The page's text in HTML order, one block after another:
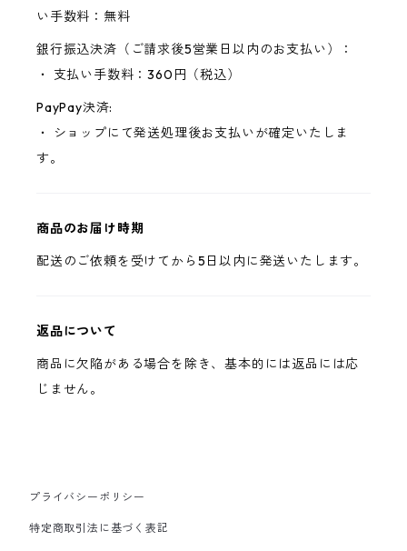
い手数料：無料
銀行振込決済（ご請求後5営業日以内のお支払い）：
・ 支払い手数料：360円（税込）
PayPay決済:
・ ショップにて発送処理後お支払いが確定いたしま
す。
商品のお届け時期
配送のご依頼を受けてから5日以内に発送いたします。
返品について
商品に欠陥がある場合を除き、基本的には返品には応
じません。
プライバシーポリシー
特定商取引法に基づく表記